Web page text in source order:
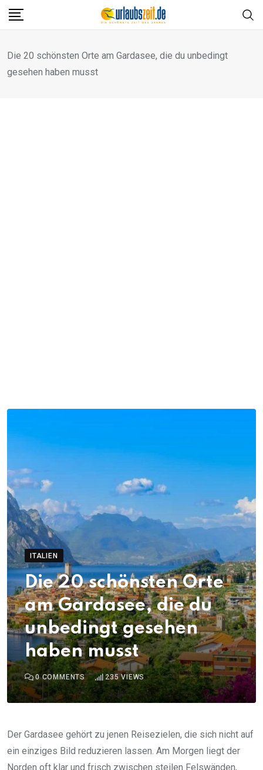
Die 20 schönsten Orte am Gardasee, die du unbedingt
gesehen haben musst
ITALIEN
Die 20 schönsten Orte
am Gardasee, die du
unbedingt gesehen
haben musst
0COMMENTS 235VIEWS
Der Gardasee gehört zu jenen Reisezielen, die sich nicht auf
ein einziges Bild reduzieren lassen. Am Morgen liegt der
Norden oft klar und frisch zwischen steilen Felswänden,